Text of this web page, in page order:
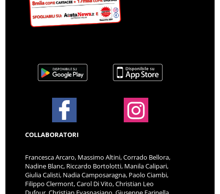
COLLABORATORI
Francesca Arcaro, Massimo Altini, Corrado Bellora,
Nadine Blanc, Riccardo Bortolotti, Manila Calipari,
Giulia Calisti, Nadia Camposaragna, Paolo Ciambi,
Filippo Clermont, Carol Di Vito, Christian Leo